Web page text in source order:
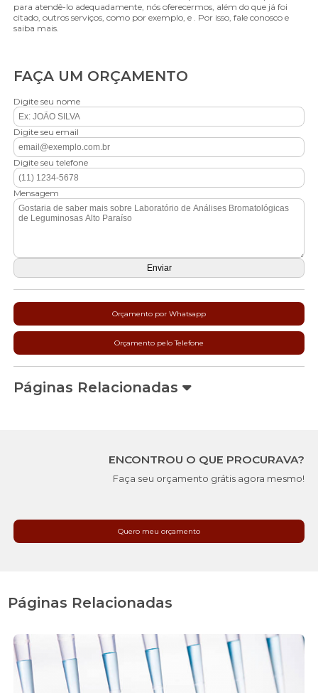
para atendê-lo adequadamente, nós oferecermos, além do que já foi
citado, outros serviços, como por exemplo, e . Por isso, fale conosco e
saiba mais.
FAÇA UM ORÇAMENTO
Digite seu nome
Digite seu email
Digite seu telefone
Mensagem
Orçamento por Whatsapp
Orçamento pelo Telefone
Páginas Relacionadas
ENCONTROU O QUE PROCURAVA?
Faça seu orçamento grátis agora mesmo!
Quero meu orçamento
Páginas Relacionadas